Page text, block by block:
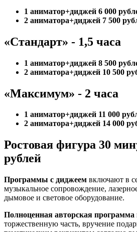
1 аниматор+диджей 6 000
2 аниматора+диджей 7 500
«Стандарт» - 1,5 часа
1 аниматор+диджей 8 500
2 аниматора+диджей 10 500
«Максимум» - 2 часа
1 аниматор+диджей 11 000
2 аниматора+диджей 14 000
Ростовая фигура 30
рублей
Программы с диджеем включают в
музыкальное сопровождение,
дымовое и световое оборудование.
Полноценная авторская программа
торжественную часть, вручение